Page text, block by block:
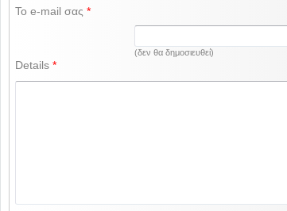
Το e-mail σας*
(δεν θα δημοσιευθεί)
Details*